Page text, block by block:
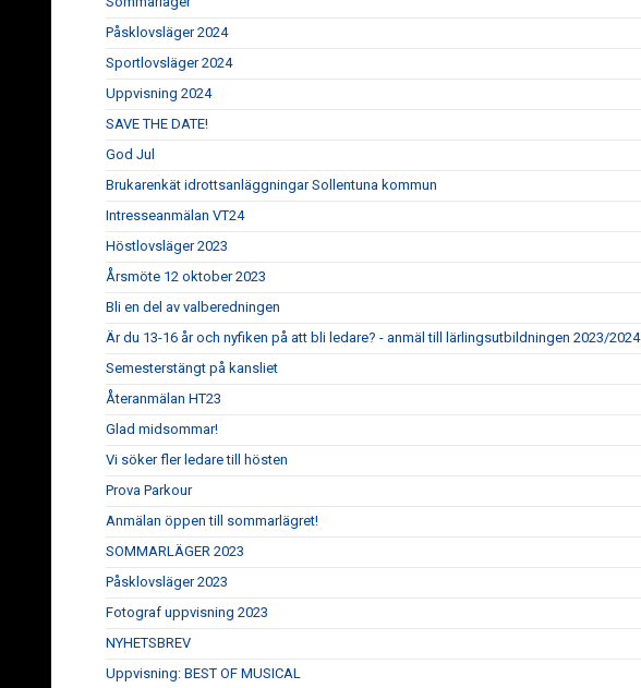
Påsklovsläger 2024
Sportlovsläger 2024
Uppvisning 2024
SAVE THE DATE!
God Jul
Brukarenkät idrottsanläggningar Sollentuna kommun
Intresseanmälan VT24
Höstlovsläger 2023
Årsmöte 12 oktober 2023
Bli en del av valberedningen
Är du 13-16 år och nyfiken på att bli ledare? - anmäl till lärlingsutbildningen 2023/2024
Semesterstängt på kansliet
Återanmälan HT23
Glad midsommar!
Vi söker fler ledare till hösten
Prova Parkour
Anmälan öppen till sommarlägret!
SOMMARLÄGER 2023
Påsklovsläger 2023
Fotograf uppvisning 2023
NYHETSBREV
Uppvisning: BEST OF MUSICAL